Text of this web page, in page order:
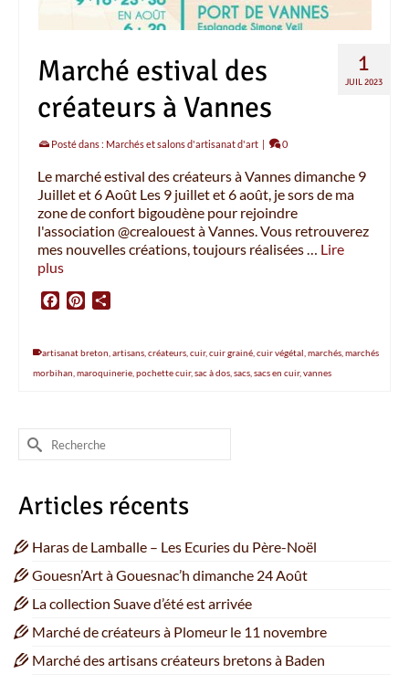
1
JUIL 2023
Marché estival des
créateurs à Vannes
Posté dans : Marchés et salons d'artisanat d'art | 0
Le marché estival des créateurs à Vannes dimanche 9
Juillet et 6 Août Les 9 juillet et 6 août, je sors de ma
zone de confort bigoudène pour rejoindre
l'association @crealouest à Vannes. Vous retrouverez
mes nouvelles créations, toujours réalisées … Lire
plus
FacebookPinterest
artisanat breton artisans créateurs cuir, cuir grainé cuir végétal marchés marchés
morbihan maroquinerie pochette cuir, sac à dos sacs sacs en cuir, vannes
Rechercher :
Articles récents
Haras de Lamballe – Les Ecuries du Père-Noël
Gouesn’Art à Gouesnac’h dimanche 24 Août
La collection Suave d’été est arrivée
Marché de créateurs à Plomeur le 11 novembre
Marché des artisans créateurs bretons à Baden